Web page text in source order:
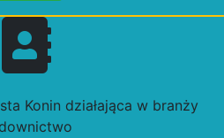
Konin działająca w branży